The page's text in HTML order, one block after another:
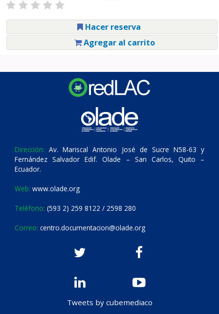
Hacer reserva
Agregar al carrito
Dirección: Av. Mariscal Antonio José de Sucre N58-63 y
Fernández Salvador Edif. Olade – San Carlos, Quito –
Ecuador.
Web: www.olade.org
Teléfono: (593 2) 259 8122 / 2598 280
Correo: centro.documentacion@olade.org
Tweets by cubemediaco